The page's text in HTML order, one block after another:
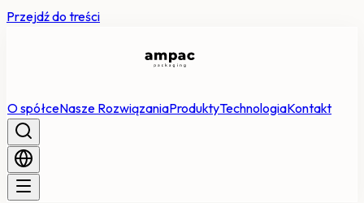
Przejdź do treści
O spółceNasze RozwiązaniaProduktyTechnologiaKontakt